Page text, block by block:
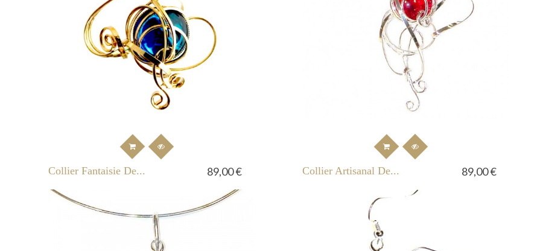
Collier Fantaisie De... 89,00 € Collier Artisanal De... 89,00 €